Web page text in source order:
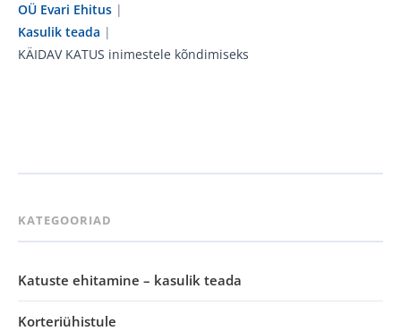
OÜ Evari Ehitus |
Kasulik teada |
KÄIDAV KATUS inimestele kõndimiseks
KATEGOORIAD
Katuste ehitamine – kasulik teada
Korteriühistule